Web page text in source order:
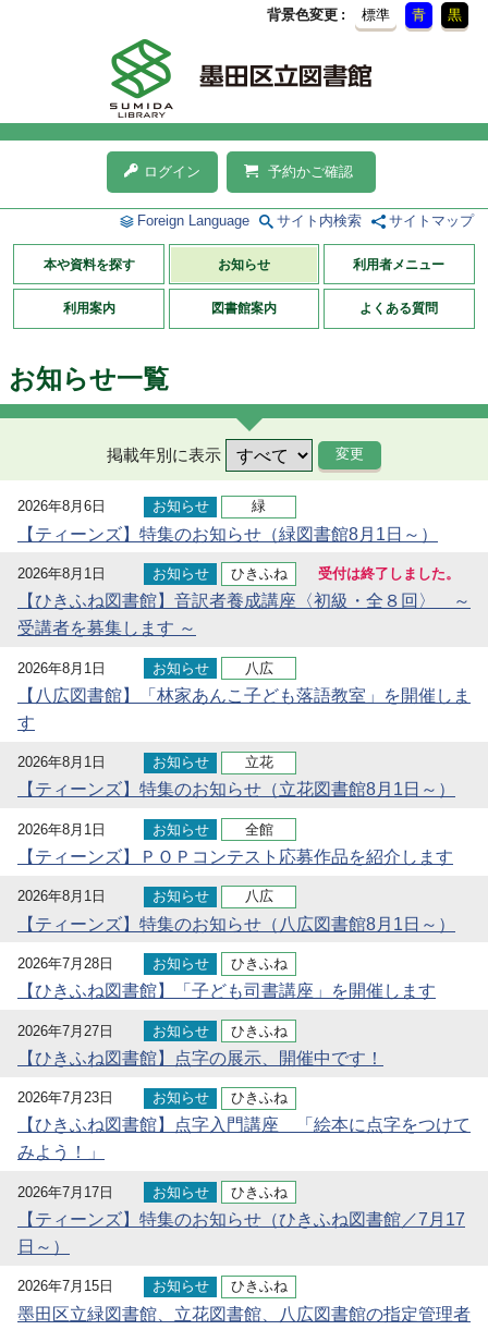
背景色変更 標準 青 黒
ログイン 予約かご確認
Foreign Language サイト内検索 サイトマップ
本や資料を探す お知らせ 利用者メニュー
利用案内 図書館案内 よくある質問
お知らせ一覧
掲載年別に表示
2026年8月6日 お知らせ 緑
【ティーンズ】特集のお知らせ（緑図書館8月1日～）
2026年8月1日 お知らせ ひきふね 受付は終了しました。
【ひきふね図書館】音訳者養成講座〈初級・全８回〉 ～
受講者を募集します ～
2026年8月1日 お知らせ 八広
【八広図書館】「林家あんこ子ども落語教室」を開催しま
す
2026年8月1日 お知らせ 立花
【ティーンズ】特集のお知らせ（立花図書館8月1日～）
2026年8月1日 お知らせ 全館
【ティーンズ】ＰＯＰコンテスト応募作品を紹介します
2026年8月1日 お知らせ 八広
【ティーンズ】特集のお知らせ（八広図書館8月1日～）
2026年7月28日 お知らせ ひきふね
【ひきふね図書館】「子ども司書講座」を開催します
2026年7月27日 お知らせ ひきふね
【ひきふね図書館】点字の展示、開催中です！
2026年7月23日 お知らせ ひきふね
【ひきふね図書館】点字入門講座 「絵本に点字をつけて
みよう！」
2026年7月17日 お知らせ ひきふね
【ティーンズ】特集のお知らせ（ひきふね図書館／7月17
日～）
2026年7月15日 お知らせ ひきふね
墨田区立緑図書館、立花図書館、八広図書館の指定管理者